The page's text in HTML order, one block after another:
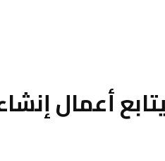
أعمال